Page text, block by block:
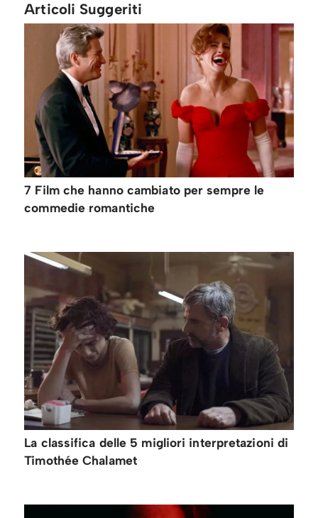
Articoli Suggeriti
7 Film che hanno cambiato per sempre le
commedie romantiche
La classifica delle 5 migliori interpretazioni di
Timothée Chalamet